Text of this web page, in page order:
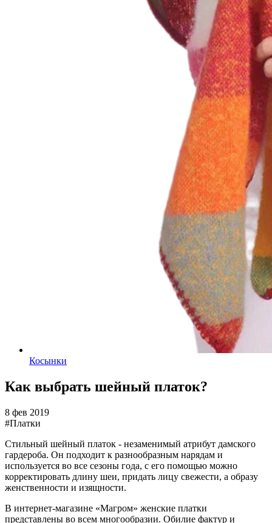
Косынки
Как выбрать шейный платок?
8 фев 2019
#Платки
Стильный шейный платок - незаменимый атрибут дамского
гардероба. Он подходит к разнообразным нарядам и
используется во все сезоны года, с его помощью можно
корректировать длину шеи, придать лицу свежести, а образу
женственности и изящности.
В интернет-магазине «Магром» женские платки
представлены во всем многообразии. Обилие фактур и